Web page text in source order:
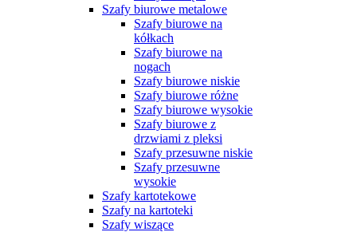
Szafy biurowe metalowe
Szafy biurowe na
kółkach
Szafy biurowe na
nogach
Szafy biurowe niskie
Szafy biurowe różne
Szafy biurowe wysokie
Szafy biurowe z
drzwiami z pleksi
Szafy przesuwne niskie
Szafy przesuwne
wysokie
Szafy kartotekowe
Szafy na kartoteki
Szafy wiszące